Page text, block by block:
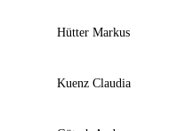
Hütter Markus
Kuenz Claudia